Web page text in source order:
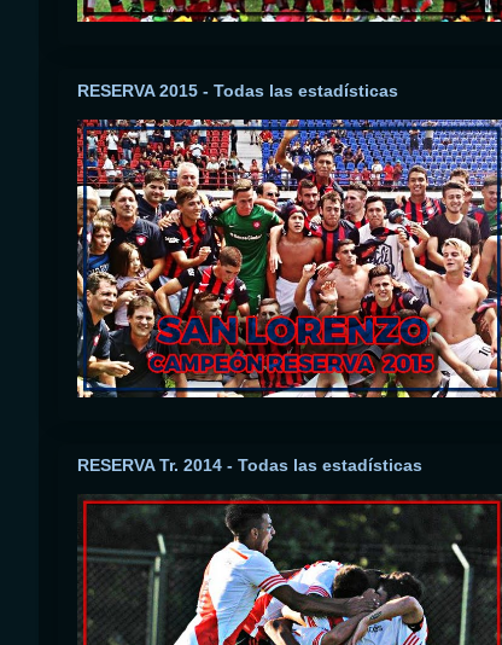
RESERVA 2015 - Todas las estadísticas
RESERVA Tr. 2014 - Todas las estadísticas